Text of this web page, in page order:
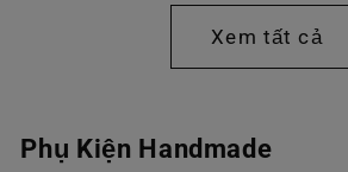
thường
Xem tất cả
Phụ Kiện Handmade